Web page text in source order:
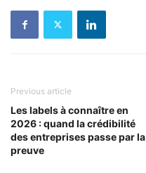
Previous article
Les labels à connaître en
2026 : quand la crédibilité
des entreprises passe par la
preuve